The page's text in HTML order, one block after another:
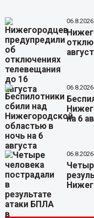
на 6